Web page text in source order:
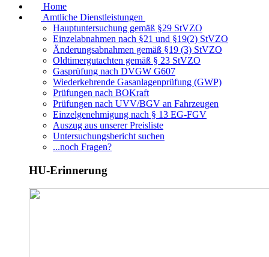
Home
Amtliche Dienstleistungen
Hauptuntersuchung gemäß §29 StVZO
Einzelabnahmen nach §21 und §19(2) StVZO
Änderungsabnahmen gemäß §19 (3) StVZO
Oldtimergutachten gemäß § 23 StVZO
Gasprüfung nach DVGW G607
Wiederkehrende Gasanlagenprüfung (GWP)
Prüfungen nach BOKraft
Prüfungen nach UVV/BGV an Fahrzeugen
Einzelgenehmigung nach § 13 EG-FGV
Auszug aus unserer Preisliste
Untersuchungsbericht suchen
...noch Fragen?
HU-Erinnerung